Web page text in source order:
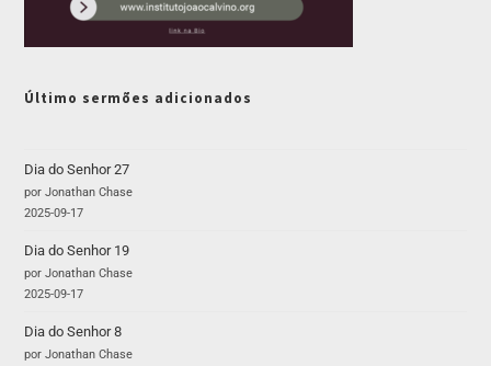
Último sermões adicionados
Dia do Senhor 27
por Jonathan Chase
2025-09-17
Dia do Senhor 19
por Jonathan Chase
2025-09-17
Dia do Senhor 8
por Jonathan Chase